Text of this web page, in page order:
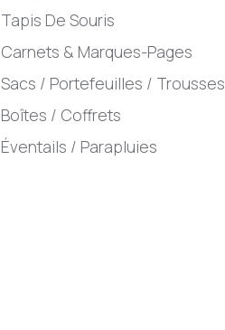
Tapis De Souris
Carnets & Marques-Pages
Sacs / Portefeuilles / Trousses
Boîtes / Coffrets
Éventails / Parapluies